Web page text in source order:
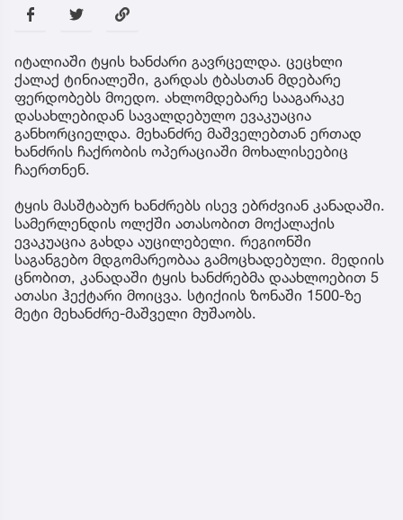
იტალიაში ტყის ხანძარი გავრცელდა. ცეცხლი
ქალაქ ტინიალეში, გარდას ტბასთან მდებარე
ფერდობებს მოედო. ახლომდებარე სააგარაკე
დასახლებიდან სავალდებულო ევაკუაცია
განხორციელდა. მეხანძრე მაშველებთან ერთად
ხანძრის ჩაქრობის ოპერაციაში მოხალისეებიც
ჩაერთნენ.
ტყის მასშტაბურ ხანძრებს ისევ ებრძვიან კანადაში.
სამერლენდის ოლქში ათასობით მოქალაქის
ევაკუაცია გახდა აუცილებელი. რეგიონში
საგანგებო მდგომარეობაა გამოცხადებული. მედიის
ცნობით, კანადაში ტყის ხანძრებმა დაახლოებით 5
ათასი ჰექტარი მოიცვა. სტიქიის ზონაში 1500-ზე
მეტი მეხანძრე-მაშველი მუშაობს.